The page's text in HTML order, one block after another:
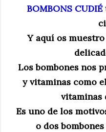
BOMBONS CUDIÉ
Y aquí os
Los bombones nos
y vitaminas como
vitaminas
Es uno de los
o dos